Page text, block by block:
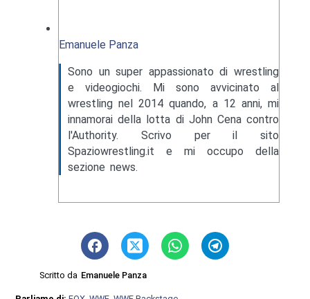
Emanuele Panza
Sono un super appassionato di wrestling
e videogiochi. Mi sono avvicinato al
wrestling nel 2014 quando, a 12 anni, mi
innamorai della lotta di John Cena contro
l'Authority. Scrivo per il sito
Spaziowrestling.it e mi occupo della
sezione news.
Scritto da Emanuele Panza